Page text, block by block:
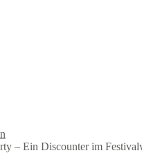
– Ein Discounter im